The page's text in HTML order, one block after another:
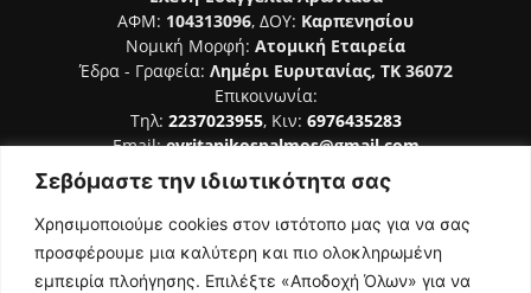
Σεβόμαστε την ιδιωτικότητα σας
Χρησιμοποιούμε cookies στον ιστότοπο μας για να σας
προσφέρουμε μια καλύτερη και πιο ολοκληρωμένη
εμπειρία πλοήγησης. Επιλέξτε «Αποδοχή Όλων» για να
ΑΦΜ: 104313096, ΔΟΥ: Καρπενησίου
Νομική Μορφή: Ατομική Εταιρεία
Έδρα - Γραφεία: Λημέρι Ευρυτανίας, ΤΚ 36072
Επικοινωνία:
Τηλ: 2237023955, Κιν: 6976435283
Email:evritanikospalmos@gmail.com
Αριθμός Πιστοποίησης Μ.Η.Τ. 242044